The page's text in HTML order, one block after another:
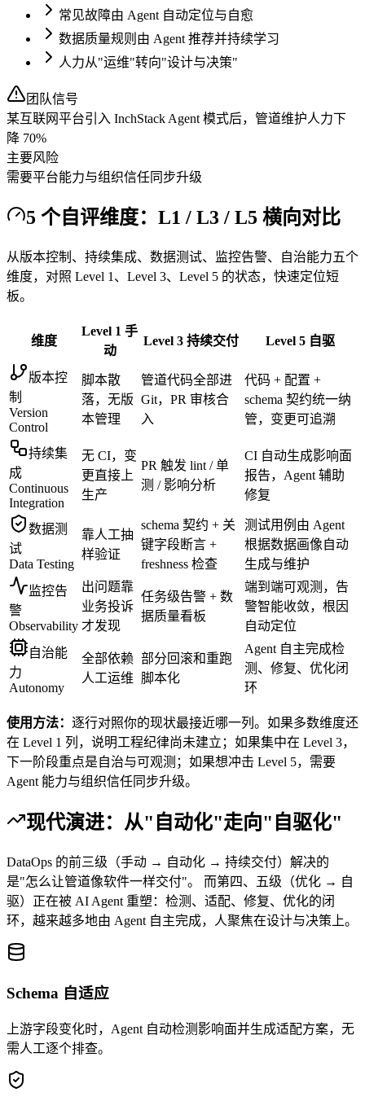
常见故障由 Agent 自动定位与自愈
数据质量规则由 Agent 推荐并持续学习
人力从"运维"转向"设计与决策"
团队信号
某互联网平台引入 InchStack Agent 模式后，管道维护人力下
降 70%
主要风险
需要平台能力与组织信任同步升级
5 个自评维度：L1 / L3 / L5 横向对比
从版本控制、持续集成、数据测试、监控告警、自治能力五个
维度，对照 Level 1、Level 3、Level 5 的状态，快速定位短
板。
维度
Level 1 手
动
Level 3 持续交付 Level 5 自驱
版本控
制
Version
Control
脚本散
落，无版
本管理
管道代码全部进
Git，PR 审核合
入
代码 + 配置 +
schema 契约统一纳
管，变更可追溯
持续集
成
Continuous
Integration
无 CI，变
更直接上
生产
PR 触发 lint / 单
测 / 影响分析
CI 自动生成影响面
报告，Agent 辅助
修复
数据测
试
Data Testing
靠人工抽
样验证
schema 契约 + 关
键字段断言 +
freshness 检查
测试用例由 Agent
根据数据画像自动
生成与维护
监控告
警
Observability
出问题靠
业务投诉
才发现
任务级告警 + 数
据质量看板
端到端可观测，告
警智能收敛，根因
自动定位
自治能
力
Autonomy
全部依赖
人工运维
部分回滚和重跑
脚本化
Agent 自主完成检
测、修复、优化闭
环
使用方法： 逐行对照你的现状最接近哪一列。如果多数维度还
在 Level 1 列，说明工程纪律尚未建立；如果集中在 Level 3，
下一阶段重点是自治与可观测；如果想冲击 Level 5，需要
Agent 能力与组织信任同步升级。
现代演进：从"自动化"走向"自驱化"
DataOps 的前三级（手动 → 自动化 → 持续交付）解决的
是"怎么让管道像软件一样交付"。 而第四、五级（优化 → 自
驱）正在被 AI Agent 重塑：检测、适配、修复、优化的闭
环，越来越多地由 Agent 自主完成，人聚焦在设计与决策上。
Schema 自适应
上游字段变化时，Agent 自动检测影响面并生成适配方案，无
需人工逐个排查。